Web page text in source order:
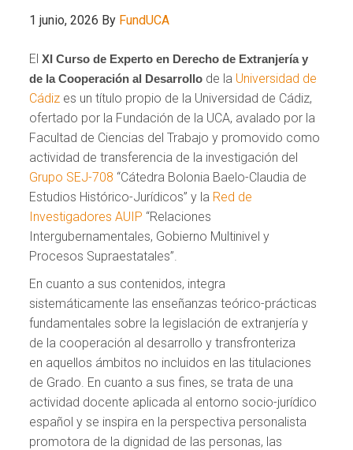
1 junio, 2026 By FundUCA
ElXI Curso de Experto en Derecho de Extranjería y
de la Cooperación al Desarrollo de la Universidad de
Cádiz es un título propio de la Universidad de Cádiz,
ofertado por la Fundación de la UCA, avalado por la
Facultad de Ciencias del Trabajo y promovido como
actividad de transferencia de la investigación del
Grupo SEJ-708 “Cátedra Bolonia Baelo-Claudia de
Estudios Histórico-Jurídicos” y la Red de
Investigadores AUIP “Relaciones
Intergubernamentales, Gobierno Multinivel y
Procesos Supraestatales”.
En cuanto a sus contenidos, integra
sistemáticamente las enseñanzas teórico-prácticas
fundamentales sobre la legislación de extranjería y
de la cooperación al desarrollo y transfronteriza
en aquellos ámbitos no incluidos en las titulaciones
de Grado. En cuanto a sus fines, se trata de una
actividad docente aplicada al entorno socio-jurídico
español y se inspira en la perspectiva personalista
promotora de la dignidad de las personas, las